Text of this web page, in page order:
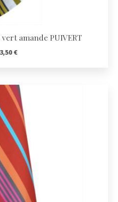
amande PUIVERT
€